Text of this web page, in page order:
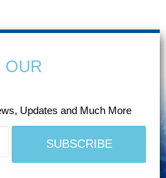
OUR
Updates and Much More